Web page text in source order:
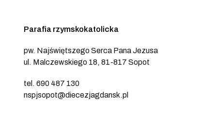
Parafia rzymskokatolicka
pw. Najświętszego Serca Pana Jezusa
ul. Malczewskiego 18, 81-817 Sopot
tel. 690 487 130
nspjsopot@diecezjagdansk.pl